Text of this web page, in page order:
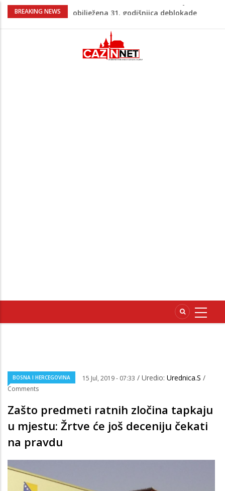
BREAKING NEWS
Porodica iz Krajine u centru afere,
Čestitka povodom Dana Grada Cazina
Velika Kladuša pod udarom požara:
Vatrogasci nadljudskim naporima
BOSNA I HERCEGOVINA 15 Jul, 2019 - 07:33 / Uredio: Urednica.S /
Comments
Zašto predmeti ratnih zločina tapkaju
u mjestu: Žrtve će još deceniju čekati
na pravdu